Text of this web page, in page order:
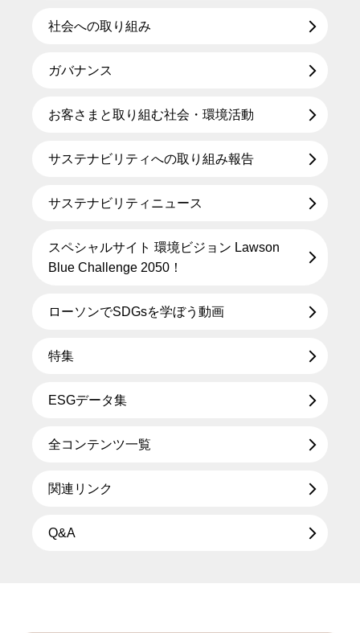
社会への取り組み
ガバナンス
お客さまと取り組む社会・環境活動
サステナビリティへの取り組み報告
サステナビリティニュース
スペシャルサイト 環境ビジョン Lawson
Blue Challenge 2050！
ローソンでSDGsを学ぼう動画
特集
ESGデータ集
全コンテンツ一覧
関連リンク
Q&A